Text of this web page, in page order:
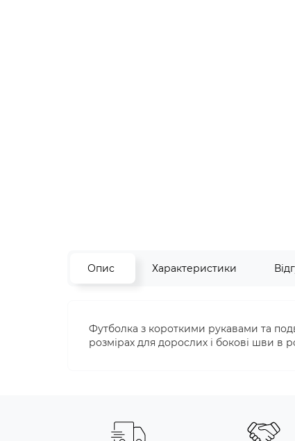
Опис Характеристики
Футболка з короткими рукавами та
розмірах для дорослих і бокові шви в